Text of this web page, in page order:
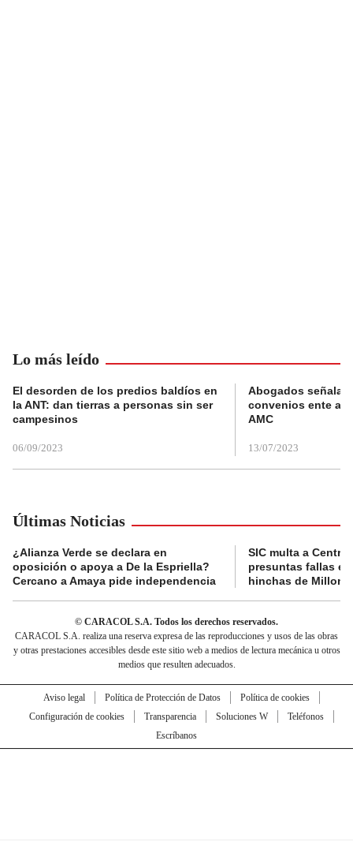
Lo más leído
El desorden de los predios baldíos en
la ANT: dan tierras a personas sin ser
campesinos
06/09/2023
Abogados
convenios ente
AMC
13/07/2023
Últimas Noticias
¿Alianza Verde se declara en
oposición o apoya a De la Espriella?
Cercano a Amaya pide independencia
SIC multa a
presuntas fallas
hinchas de
© CARACOL S.A. Todos los derechos reservados.
CARACOL S.A. realiza una reserva expresa de las reproducciones y usos de las obras
y otras prestaciones accesibles desde este sitio web a medios de lectura mecánica u otros
medios que resulten adecuados.
Aviso legal Política de Protección de Datos
Política de cookies
Configuración de cookies
Transparencia Soluciones W
Teléfonos
Escríbanos